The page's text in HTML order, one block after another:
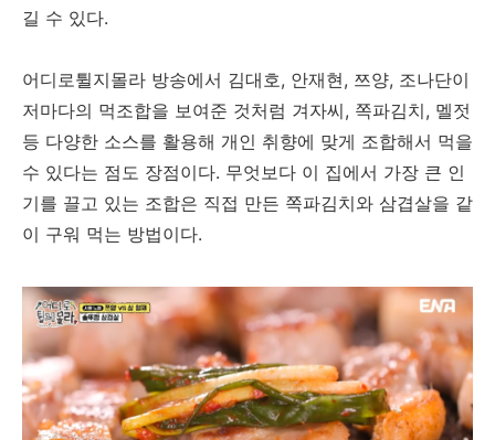
길 수 있다.
어디로튈지몰라 방송에서 김대호, 안재현, 쯔양, 조나단이
저마다의 먹조합을 보여준 것처럼 겨자씨, 쪽파김치, 멜젓
등 다양한 소스를 활용해 개인 취향에 맞게 조합해서 먹을
수 있다는 점도 장점이다. 무엇보다 이 집에서 가장 큰 인
기를 끌고 있는 조합은 직접 만든 쪽파김치와 삼겹살을 같
이 구워 먹는 방법이다.